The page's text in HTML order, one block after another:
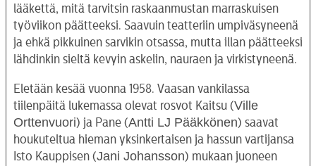
lääkettä, mitä tarvitsin raskaanmustan marraskuisen
työviikon päätteeksi. Saavuin teatteriin umpiväsyneenä
ja ehkä pikkuinen sarvikin otsassa, mutta illan päätteeksi
lähdinkin sieltä kevyin askelin, nauraen ja virkistyneenä.
Eletään kesää vuonna 1958. Vaasan vankilassa
tiilenpäitä lukemassa olevat rosvot Kaitsu (Ville
Orttenvuori) ja Pane (Antti LJ Pääkkönen) saavat
houkuteltua hieman yksinkertaisen ja hassun vartijansa
Isto Kauppisen (Jani Johansson) mukaan juoneen